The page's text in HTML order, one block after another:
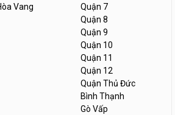
Vang
Quận 7
Quận 8
Quận 9
Quận 10
Quận 11
Quận 12
Quận Thủ Đức
Bình Thạnh
Gò Vấp